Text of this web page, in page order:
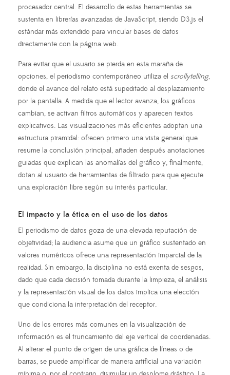
procesador central. El desarrollo de estas herramientas se
sustenta en librerías avanzadas de JavaScript, siendo D3.js el
estándar más extendido para vincular bases de datos
directamente con la página web.
Para evitar que el usuario se pierda en esta maraña de
opciones, el periodismo contemporáneo utiliza el scrollytelling,
donde el avance del relato está supeditado al desplazamiento
por la pantalla. A medida que el lector avanza, los gráficos
cambian, se activan filtros automáticos y aparecen textos
explicativos. Las visualizaciones más eficientes adoptan una
estructura piramidal: ofrecen primero una vista general que
resume la conclusión principal, añaden después anotaciones
guiadas que explican las anomalías del gráfico y, finalmente,
dotan al usuario de herramientas de filtrado para que ejecute
una exploración libre según su interés particular.
El impacto y la ética en el uso de los datos
El periodismo de datos goza de una elevada reputación de
objetividad; la audiencia asume que un gráfico sustentado en
valores numéricos ofrece una representación imparcial de la
realidad. Sin embargo, la disciplina no está exenta de sesgos,
dado que cada decisión tomada durante la limpieza, el análisis
y la representación visual de los datos implica una elección
que condiciona la interpretación del receptor.
Uno de los errores más comunes en la visualización de
información es el truncamiento del eje vertical de coordenadas.
Al alterar el punto de origen de una gráfica de líneas o de
barras, se puede amplificar de manera artificial una variación